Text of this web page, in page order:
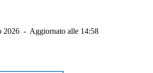
2026 - Aggiornato alle 14:58